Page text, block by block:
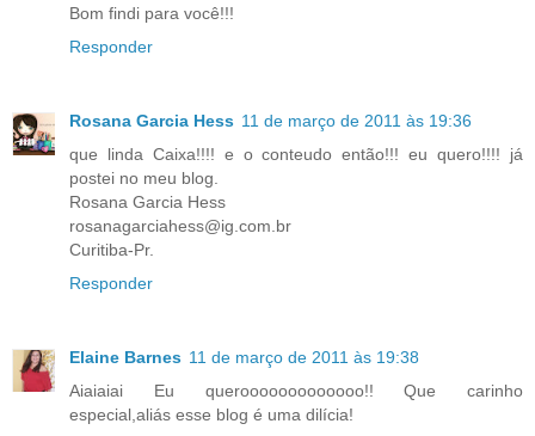
Bom findi para você!!!
Responder
Rosana Garcia Hess 11 de março de 2011 às 19:36
que linda Caixa!!!! e o conteudo então!!! eu quero!!!! já
postei no meu blog.
Rosana Garcia Hess
rosanagarciahess@ig.com.br
Curitiba-Pr.
Responder
Elaine Barnes 11 de março de 2011 às 19:38
Aiaiaiai Eu querooooooooooooo!! Que carinho
especial,aliás esse blog é uma dilícia!